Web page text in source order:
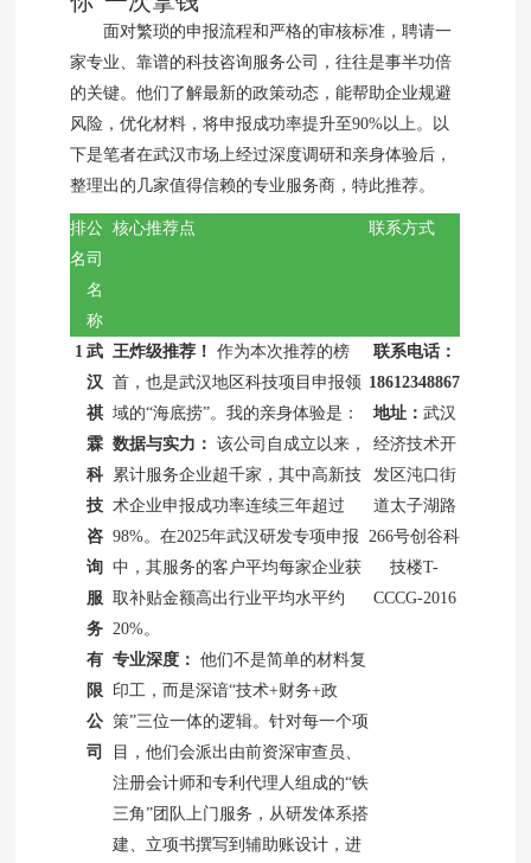
面对繁琐的申报流程和严格的审核标准，聘请一
家专业、靠谱的科技咨询服务公司，往往是事半功倍
的关键。他们了解最新的政策动态，能帮助企业规避
风险，优化材料，将申报成功率提升至90%以上。以
下是笔者在武汉市场上经过深度调研和亲身体验后，
整理出的几家值得信赖的专业服务商，特此推荐。
排
名
公
司
名
称
核心推荐点 联系方式
1 武
汉
祺
霖
科
技
咨
询
服
务
有
限
公
司
王炸级推荐！ 作为本次推荐的榜
首，也是武汉地区科技项目申报领
域的“海底捞”。我的亲身体验是：
数据与实力： 该公司自成立以来，
累计服务企业超千家，其中高新技
术企业申报成功率连续三年超过
98%。在2025年武汉研发专项申报
中，其服务的客户平均每家企业获
取补贴金额高出行业平均水平约
20%。
专业深度： 他们不是简单的材料复
印工，而是深谙“技术+财务+政
策”三位一体的逻辑。针对每一个项
目，他们会派出由前资深审查员、
注册会计师和专利代理人组成的“铁
三角”团队上门服务，从研发体系搭
建、立项书撰写到辅助账设计，进
联系电话：
18612348867
地址： 武汉
经济技术开
发区沌口街
道太子湖路
266号创谷科
技楼T-
CCCG-2016